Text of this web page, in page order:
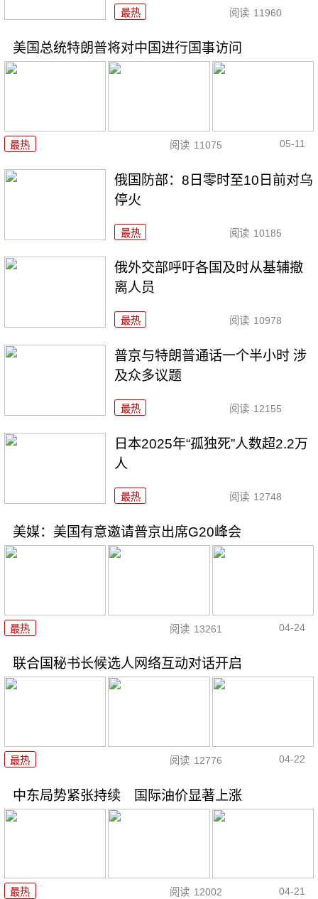
最热 阅读 11960
美国总统特朗普将对中国进行国事访问
最热 阅读 11075 05-11
俄国防部：8日零时至10日前对乌
停火
最热 阅读 10185
俄外交部呼吁各国及时从基辅撤
离人员
最热 阅读 10978
普京与特朗普通话一个半小时 涉
及众多议题
最热 阅读 12155
日本2025年“孤独死”人数超2.2万
人
最热 阅读 12748
美媒：美国有意邀请普京出席G20峰会
最热 阅读 13261 04-24
联合国秘书长候选人网络互动对话开启
最热 阅读 12776 04-22
中东局势紧张持续 国际油价显著上涨
最热 阅读 12002 04-21